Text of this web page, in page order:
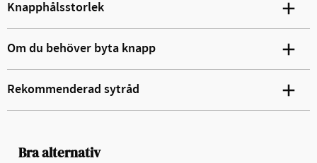
Knapphålsstorlek
Om du behöver byta knapp
Rekommenderad sytråd
Bra alternativ